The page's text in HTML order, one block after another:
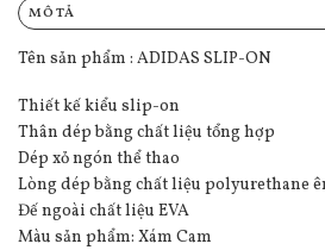
MÔ TẢ
Tên sản phẩm : ADIDAS SLIP-ON
Thiết kế kiểu slip-on
Thân dép bằng chất liệu tổng hợp
Dép xỏ ngón thể thao
Lòng dép bằng chất liệu polyurethane
Đế ngoài chất liệu EVA
Màu sản phẩm: Xám Cam